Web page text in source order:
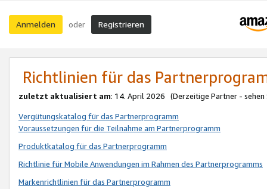
Anmelden oder Registrieren
Richtlinien für das
zuletzt aktualisiert am: 14. April 2026 (Derzeitige Partner - sehen
Vergütungskatalog für das Partnerprogramm
Voraussetzungen für die Teilnahme am Partnerprogramm
Produktkatalog für das Partnerprogramm
Richtlinie für Mobile Anwendungen im Rahmen des Partnerprogramms
Markenrichtlinien für das Partnerprogramm